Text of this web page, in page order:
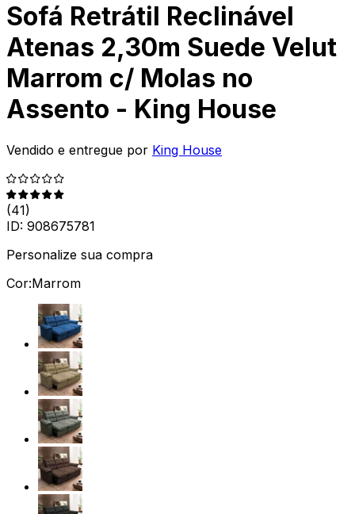
Sofá Retrátil Reclinável
Atenas 2,30m Suede Velut
Marrom c/ Molas no
Assento - King House
Vendido e entregue por King House
(41)
ID: 908675781
Personalize sua compra
Cor:Marrom